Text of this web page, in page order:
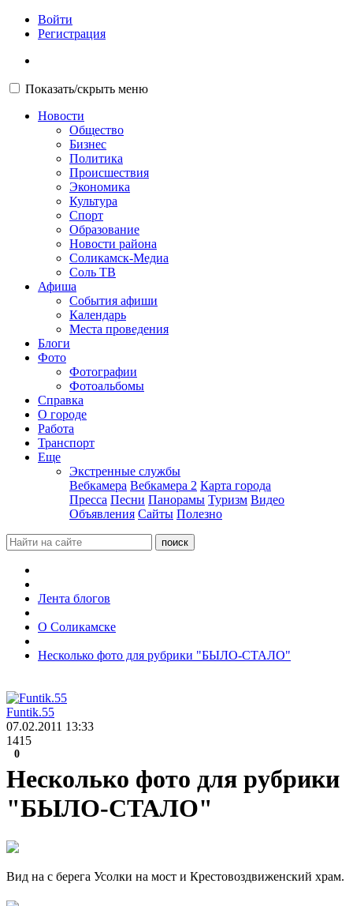
Войти
Регистрация
Показать/скрыть меню
Новости
Общество
Бизнес
Политика
Происшествия
Экономика
Культура
Спорт
Образование
Новости района
Соликамск-Медиа
Соль ТВ
Афиша
События афиши
Календарь
Места проведения
Блоги
Фото
Фотографии
Фотоальбомы
Справка
О городе
Работа
Транспорт
Еще
Экстренные службы
Вебкамера Вебкамера 2 Карта города
Пресса Песни Панорамы Туризм Видео
Объявления Сайты Полезно
Лента блогов
О Соликамске
Несколько фото для рубрики "БЫЛО-СТАЛО"
Funtik.55
07.02.2011 13:33
1415
0
Несколько фото для рубрики
"БЫЛО-СТАЛО"
Вид на с берега Усолки на мост и Крестовоздвиженский храм.